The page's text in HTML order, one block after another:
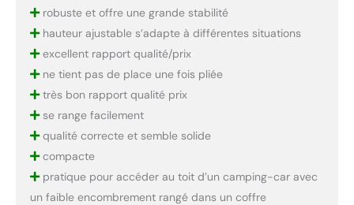
robuste et offre une grande stabilité
hauteur ajustable s’adapte à différentes situations
excellent rapport qualité/prix
ne tient pas de place une fois pliée
très bon rapport qualité prix
se range facilement
qualité correcte et semble solide
compacte
pratique pour accéder au toit d’un camping-car avec
un faible encombrement rangé dans un coffre